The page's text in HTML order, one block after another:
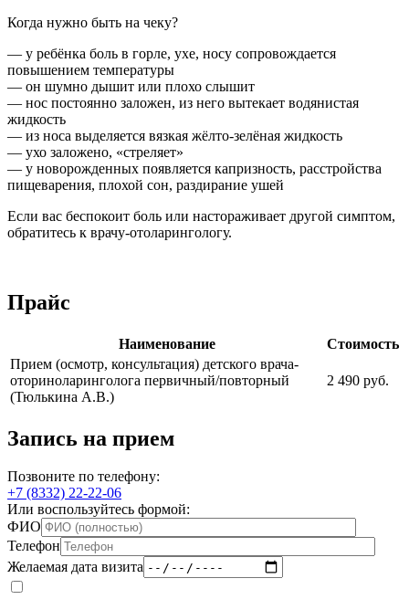
Когда нужно быть на чеку?
— у ребёнка боль в горле, ухе, носу сопровождается
повышением температуры
— он шумно дышит или плохо слышит
— нос постоянно заложен, из него вытекает водянистая
жидкость
— из носа выделяется вязкая жёлто-зелёная жидкость
— ухо заложено, «стреляет»
— у новорожденных появляется капризность, расстройства
пищеварения, плохой сон, раздирание ушей
Если вас беспокоит боль или настораживает другой симптом,
обратитесь к врачу-отоларингологу.
Прайс
Наименование
Стоимость
Прием (осмотр, консультация) детского врача-
оториноларинголога первичный/повторный
(Тюлькина А.В.)
2 490 руб.
Запись на прием
Позвоните по телефону:
+7 (8332) 22-22-06
Или воспользуйтесь формой:
ФИО
Телефон
Желаемая дата визита